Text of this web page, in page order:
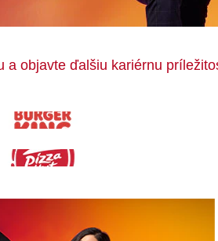
a objavte ďalšiu kariérnu